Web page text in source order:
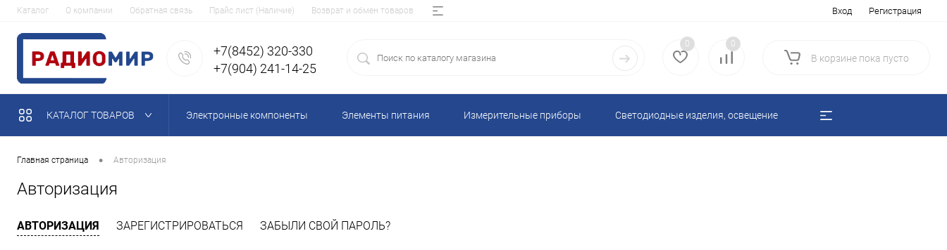
Каталог О компании Обратная связь Прайс лист (Наличие) Возврат и обмен товаров Вход Регистрация
+7(8452) 320-330
+7(904) 241-14-25
0 0
В корзине пока пусто
КАТАЛОГ ТОВАРОВ Электронные компоненты Элементы питания Измерительные приборы Светодиодные изделия, освещение
Главная страница • Авторизация
Авторизация
АВТОРИЗАЦИЯ ЗАРЕГИСТРИРОВАТЬСЯ ЗАБЫЛИ СВОЙ ПАРОЛЬ?